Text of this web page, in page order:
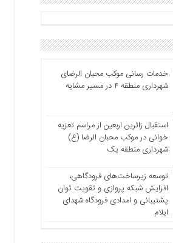
خدمات رسانی موکب محبان الرضای
شهرداری منطقه ۴ در مسیر مشایه
استقبال زائرین اربعین از مراسم تعزیه
خوانی در موکب محبان الرضا (ع)
شهرداری منطقه یک
توسعه زیرساخت‌های فرودگاهی،
افزایش شبکه پروازی و تقویت توان
پشتیبانی و امدادی فرودگاه شهدای
ایلام